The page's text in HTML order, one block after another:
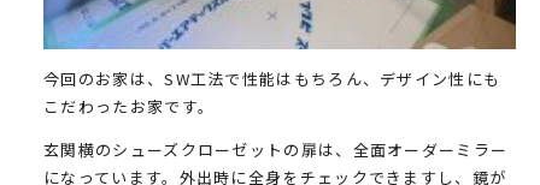
今回のお家は、SW工法で性能はもちろん、デザイン性にも
こだわったお家です。
玄関横のシューズクローゼットの扉は、全面オーダーミラー
になっています。外出時に全身をチェックできますし、鏡が